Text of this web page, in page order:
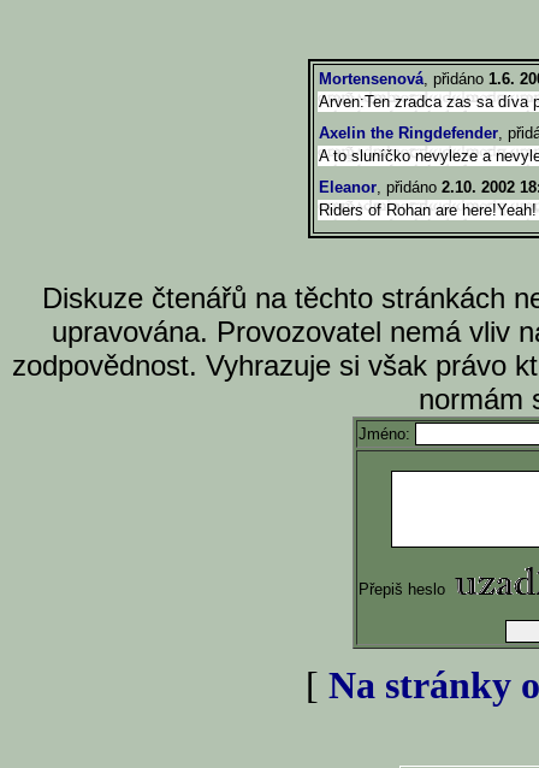
Mortensenová, přidáno 1.6.
Arven:Ten zradca zas sa díva
Axelin the Ringdefender,
A to sluníčko nevyleze a
Eleanor, přidáno 2.10. 2002
Riders of Rohan are here!Yeah!
Diskuze čtenářů na těchto stránkách
upravována. Provozovatel nemá vliv
zodpovědnost. Vyhrazuje si však právo
normám
Jméno:
Přepiš heslo
[ Na stránky